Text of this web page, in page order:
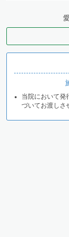
当院において発
づいてお渡しさ